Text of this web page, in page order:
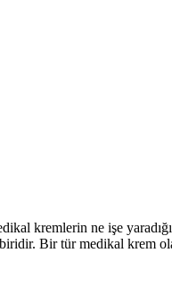
kremlerin ne işe
Bir tür medikal krem